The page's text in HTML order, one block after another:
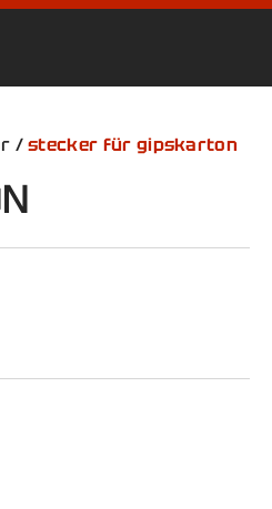
/stecker für gipskarton